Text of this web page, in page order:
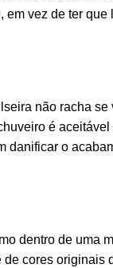
vez de ter que
não racha se
é
danificar o
dentro de uma
cores originais